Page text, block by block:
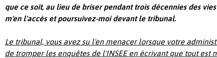
que ce soit, au lieu de briser pendant trois décennies des
m'en l'accès et poursuivez-moi devant le tribunal.
Le tribunal, vous avez su l'en menacer lorsque votre
de tromper les enquêtes de l'INSEE en écrivant que tout est